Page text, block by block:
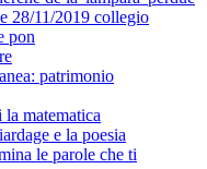
28/11/2019 collegio
pon
patrimonio
matematica
e la poesia
le parole che ti